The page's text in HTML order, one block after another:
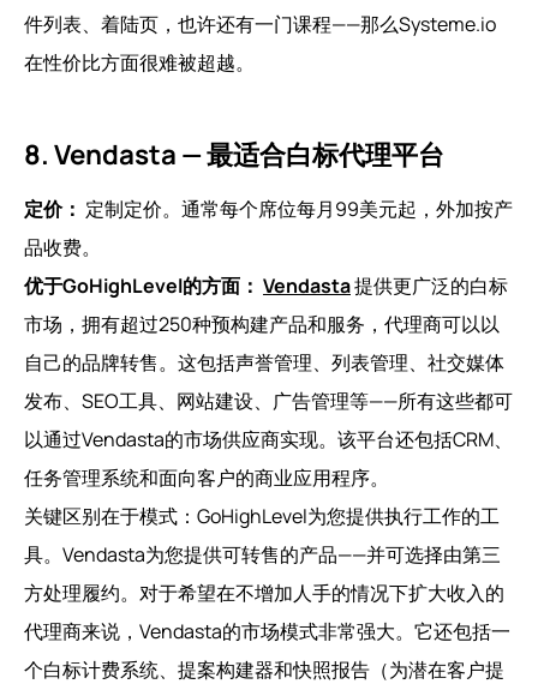
件列表、着陆页，也许还有一门课程——那么Systeme.io
在性价比方面很难被超越。
8. Vendasta — 最适合白标代理平台
定价： 定制定价。通常每个席位每月99美元起，外加按产
品收费。
优于GoHighLevel的方面： Vendasta提供更广泛的白标
市场，拥有超过250种预构建产品和服务，代理商可以以
自己的品牌转售。这包括声誉管理、列表管理、社交媒体
发布、SEO工具、网站建设、广告管理等——所有这些都可
以通过Vendasta的市场供应商实现。该平台还包括CRM、
任务管理系统和面向客户的商业应用程序。
关键区别在于模式：GoHighLevel为您提供执行工作的工
具。Vendasta为您提供可转售的产品——并可选择由第三
方处理履约。对于希望在不增加人手的情况下扩大收入的
代理商来说，Vendasta的市场模式非常强大。它还包括一
个白标计费系统、提案构建器和快照报告（为潜在客户提